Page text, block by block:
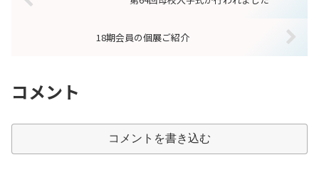
18期会員の個展ご紹介
コメント
コメントを書き込む